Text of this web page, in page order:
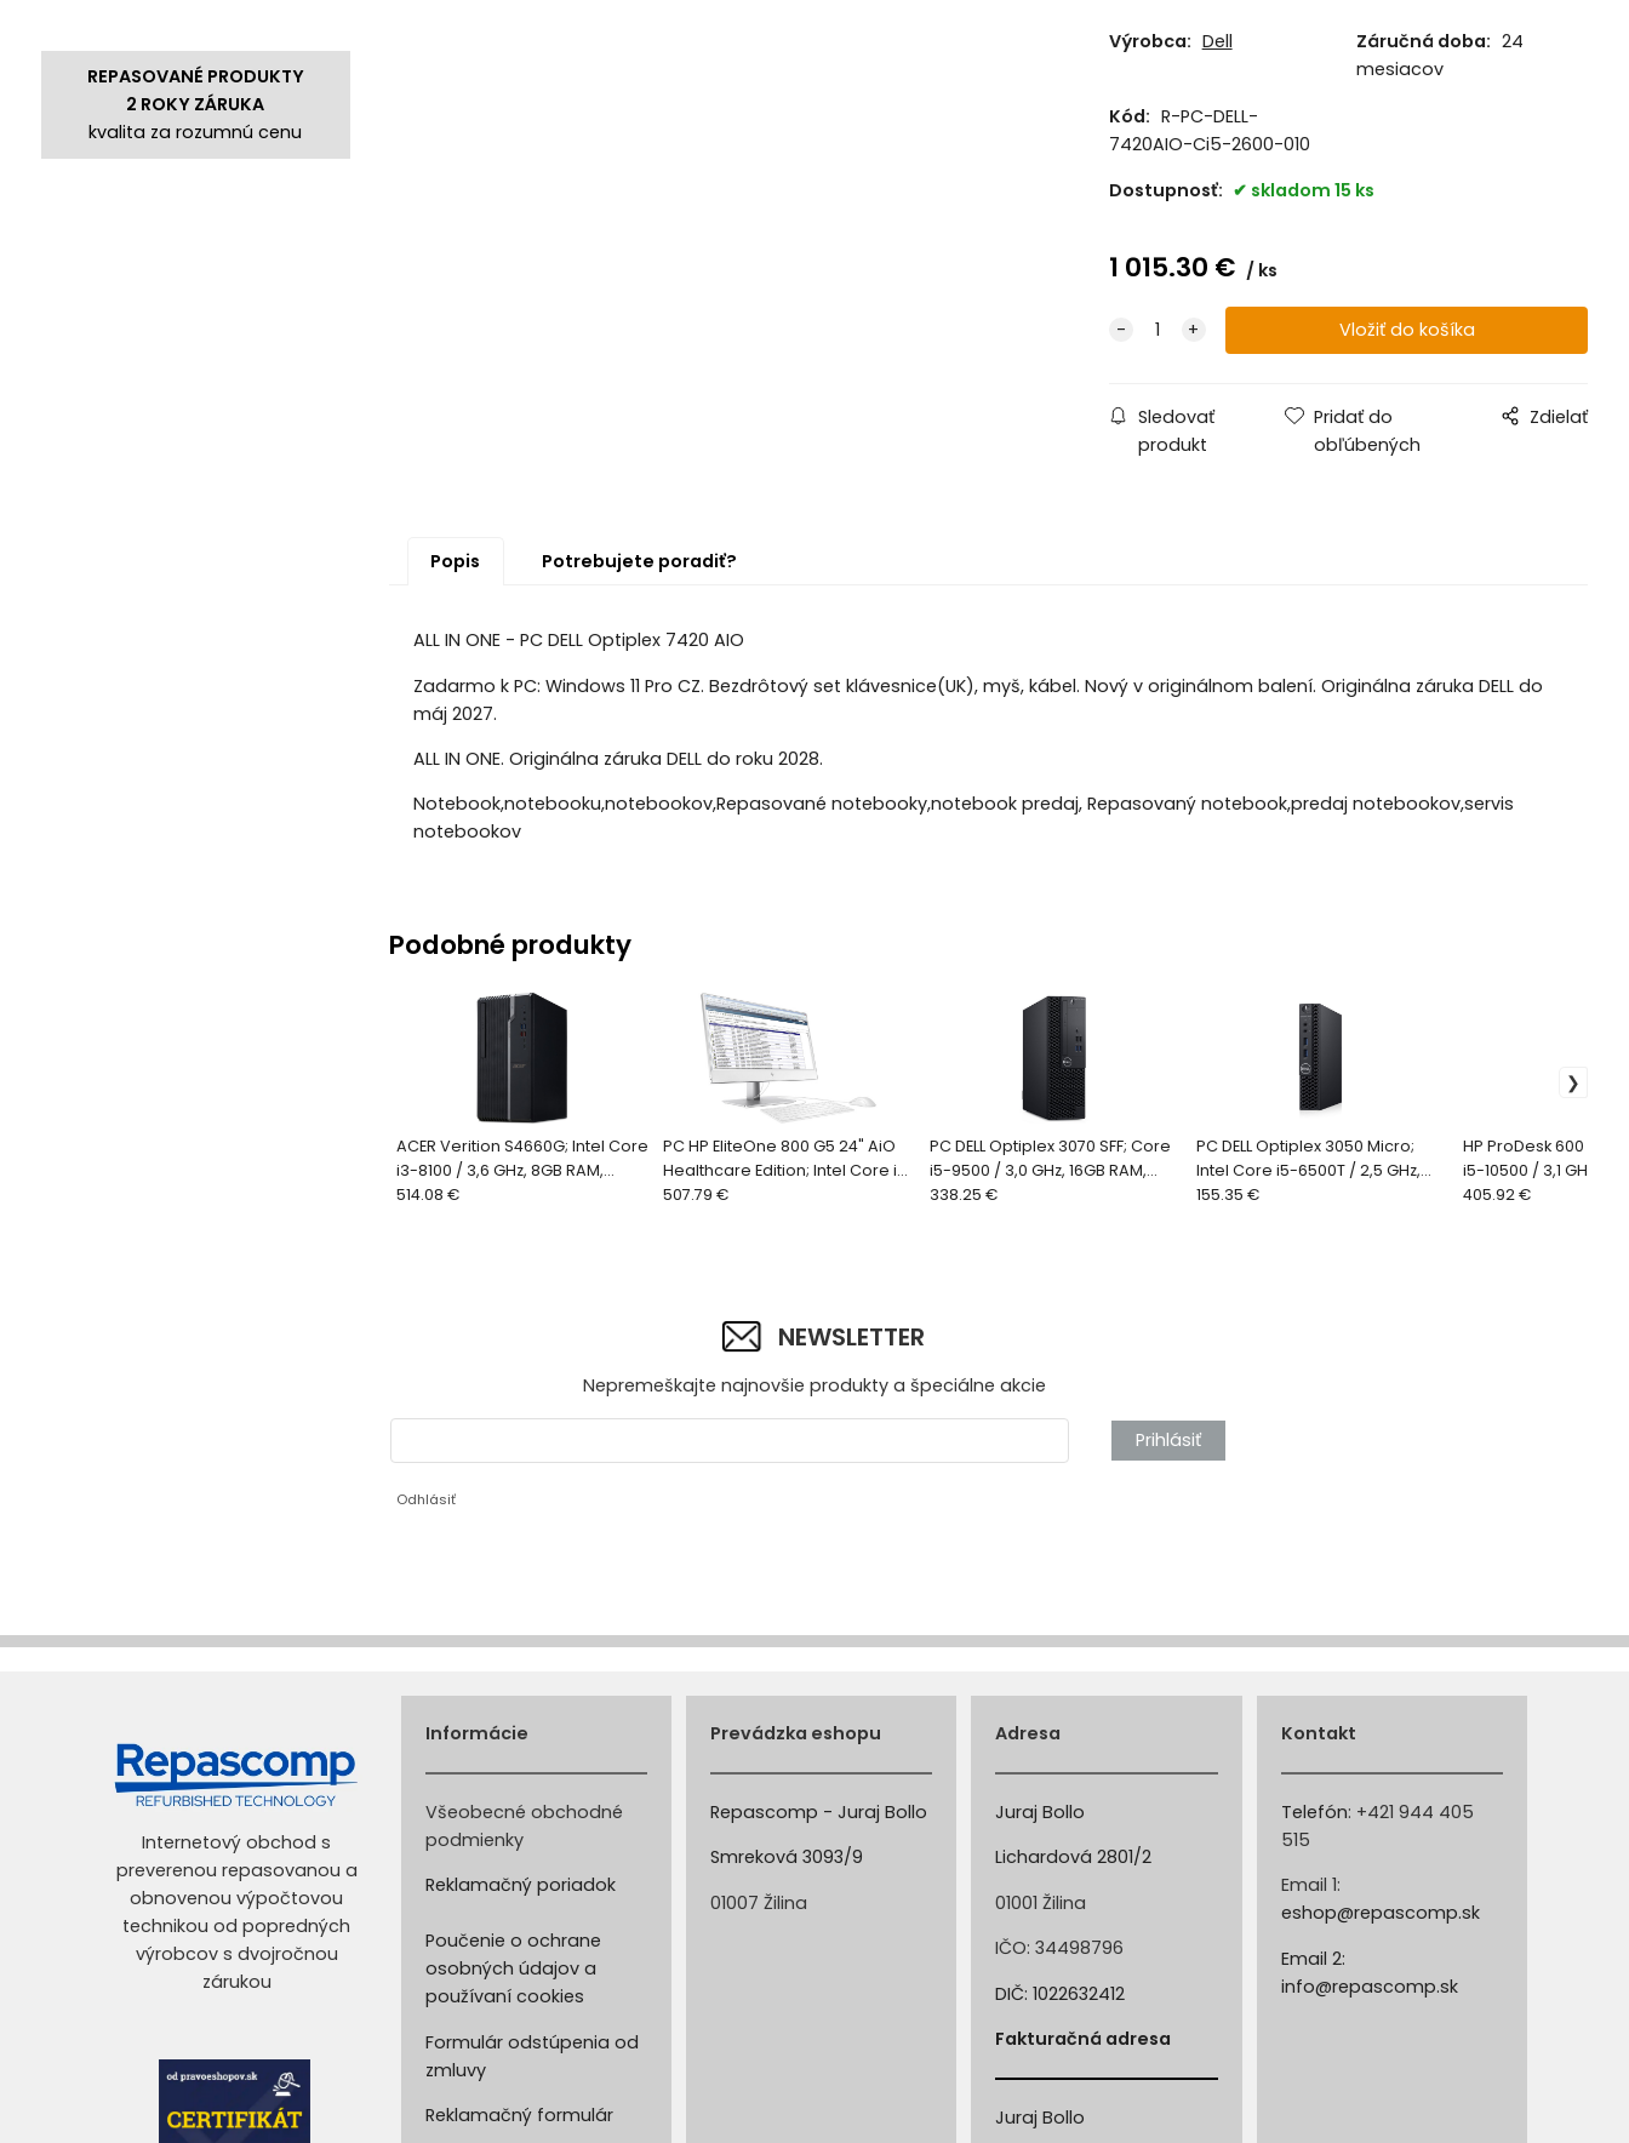
REPASOVANÉ PRODUKTY
2 ROKY ZÁRUKA
kvalita za rozumnú cenu
Výrobca: Dell Záručná doba: 24
mesiacov
Kód: R-PC-DELL-
7420AIO-Ci5-2600-010
Dostupnosť:
skladom 15 ks
1 015.30 € ks
Sledovať
produkt
Pridať do
obľúbených
Zdielať
Popis Potrebujete poradiť?
ALL IN ONE - PC DELL Optiplex 7420 AIO
Zadarmo k PC: Windows 11 Pro CZ. Bezdrôtový set klávesnice(UK), myš, kábel. Nový v originálnom balení. Originálna záruka DELL do
máj 2027.
ALL IN ONE. Originálna záruka DELL do roku 2028.
Notebook,notebooku,notebookov,Repasované notebooky,notebook predaj, Repasovaný notebook,predaj notebookov,servis
notebookov
Podobné produkty
ACER Verition S4660G; Intel Core
i3-8100 / 3,6 GHz, 8GB RAM,
256GB SSD, DVD, Windows 11 Pro
514.08 €
PC HP EliteOne 800 G5 24" AiO
Healthcare Edition; Intel Core i5-
9500 / 3,0 GHz, 8GB RAM, 256GB
507.79 €
PC DELL Optiplex 3070 SFF; Core
i5-9500 / 3,0 GHz, 16GB RAM,
256GB SSD (NVMe), Windows 11
338.25 €
PC DELL Optiplex 3050 Micro;
Intel Core i5-6500T / 2,5 GHz,
8GB RAM, 256GB SSD, Windows
155.35 €
HP ProDesk 600 G6;
i5-10500 / 3,1 GHz,
256GB NVMe,
405.92 €
NEWSLETTER
Nepremeškajte najnovšie produkty a špeciálne akcie
Prihlásiť
Odhlásiť
Internetový obchod s
preverenou repasovanou a
obnovenou výpočtovou
technikou od popredných
výrobcov s dvojročnou
zárukou
Informácie
Všeobecné obchodné
podmienky
Reklamačný poriadok
Poučenie o ochrane
osobných údajov a
používaní cookies
Formulár odstúpenia od
zmluvy
Reklamačný formulár
Prevádzka eshopu
Repascomp - Juraj Bollo
Smreková 3093/9
01007 Žilina
Adresa
Juraj Bollo
Lichardová 2801/2
01001 Žilina
IČO: 34498796
DIČ: 1022632412
Fakturačná adresa
Juraj Bollo
Kontakt
Telefón: +421 944 405
515
Email 1:
eshop@repascomp.sk
Email 2:
info@repascomp.sk